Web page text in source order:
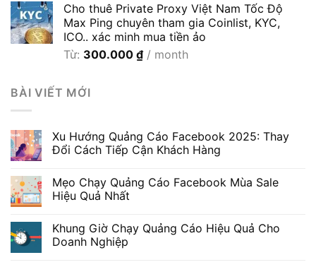
Cho thuê Private Proxy Việt Nam Tốc Độ
Max Ping chuyên tham gia Coinlist, KYC,
ICO.. xác minh mua tiền ảo
Từ: 300.000 ₫ / month
BÀI VIẾT MỚI
Xu Hướng Quảng Cáo Facebook 2025: Thay
Đổi Cách Tiếp Cận Khách Hàng
Mẹo Chạy Quảng Cáo Facebook Mùa Sale
Hiệu Quả Nhất
Khung Giờ Chạy Quảng Cáo Hiệu Quả Cho
Doanh Nghiệp